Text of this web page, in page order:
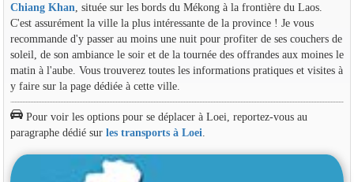
Chiang Khan , située sur les bords du Mékong à la frontière du Laos.
C'est assurément la ville la plus intéressante de la province ! Je vous
recommande d'y passer au moins une nuit pour profiter de ses couchers de
soleil, de son ambiance le soir et de la tournée des offrandes aux moines le
matin à l'aube. Vous trouverez toutes les informations pratiques et visites à
y faire sur la page dédiée à cette ville.
Pour voir les options pour se déplacer à Loei, reportez-vous au
paragraphe dédié sur les transports à Loei.